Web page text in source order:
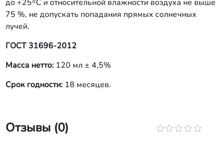
до +25 ͦ С и относительной влажности воздуха не выше
75 %, не допускать попадания прямых солнечных
лучей.
ГОСТ 31696-2012
Масса нетто:120 мл ± 4,5%
Срок годности:18 месяцев.
Отзывы (0)